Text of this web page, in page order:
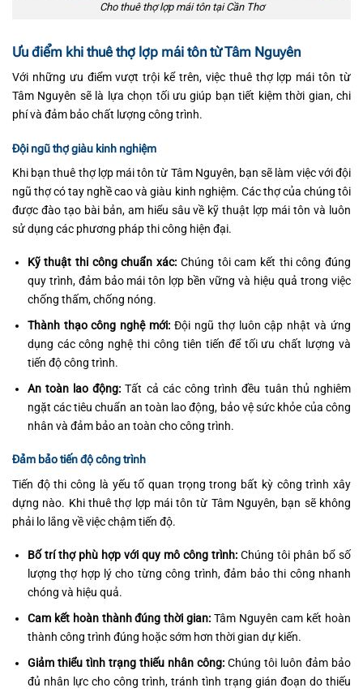
Cho thuê thợ lợp mái tôn tại Cần Thơ
Ưu điểm khi thuê thợ lợp mái tôn từ Tâm Nguyên
Với những ưu điểm vượt trội kể trên, việc thuê thợ lợp mái tôn từ
Tâm Nguyên sẽ là lựa chọn tối ưu giúp bạn tiết kiệm thời gian, chi
phí và đảm bảo chất lượng công trình.
Đội ngũ thợ giàu kinh nghiệm
Khi bạn thuê thợ lợp mái tôn từ Tâm Nguyên, bạn sẽ làm việc với đội
ngũ thợ có tay nghề cao và giàu kinh nghiệm. Các thợ của chúng tôi
được đào tạo bài bản, am hiểu sâu về kỹ thuật lợp mái tôn và luôn
sử dụng các phương pháp thi công hiện đại.
Kỹ thuật thi công chuẩn xác: Chúng tôi cam kết thi công đúng
quy trình, đảm bảo mái tôn lợp bền vững và hiệu quả trong việc
chống thấm, chống nóng.
Thành thạo công nghệ mới: Đội ngũ thợ luôn cập nhật và ứng
dụng các công nghệ thi công tiên tiến để tối ưu chất lượng và
tiến độ công trình.
An toàn lao động: Tất cả các công trình đều tuân thủ nghiêm
ngặt các tiêu chuẩn an toàn lao động, bảo vệ sức khỏe của công
nhân và đảm bảo an toàn cho công trình.
Đảm bảo tiến độ công trình
Tiến độ thi công là yếu tố quan trọng trong bất kỳ công trình xây
dựng nào. Khi thuê thợ lợp mái tôn từ Tâm Nguyên, bạn sẽ không
phải lo lắng về việc chậm tiến độ.
Bố trí thợ phù hợp với quy mô công trình:Chúng tôi phân bổ số
lượng thợ hợp lý cho từng công trình, đảm bảo thi công nhanh
chóng và hiệu quả.
Cam kết hoàn thành đúng thời gian: Tâm Nguyên cam kết hoàn
thành công trình đúng hoặc sớm hơn thời gian dự kiến.
Giảm thiểu tình trạng thiếu nhân công:Chúng tôi luôn đảm bảo
đủ nhân lực cho công trình, tránh tình trạng gián đoạn do thiếu